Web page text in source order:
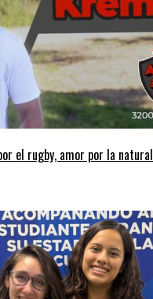
el rugby, amor por la